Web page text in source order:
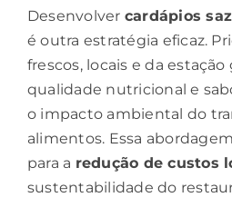
Desenvolver cardápios
é outra estratégia eficaz.
frescos, locais e da
qualidade nutricional e
o impacto ambiental do
alimentos. Essa
para a redução decustos
sustentabilidade do